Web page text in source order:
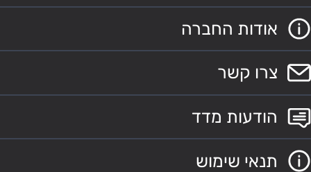
אודות החברה
צרו קשר
הודעות מדד
תנאי שימוש